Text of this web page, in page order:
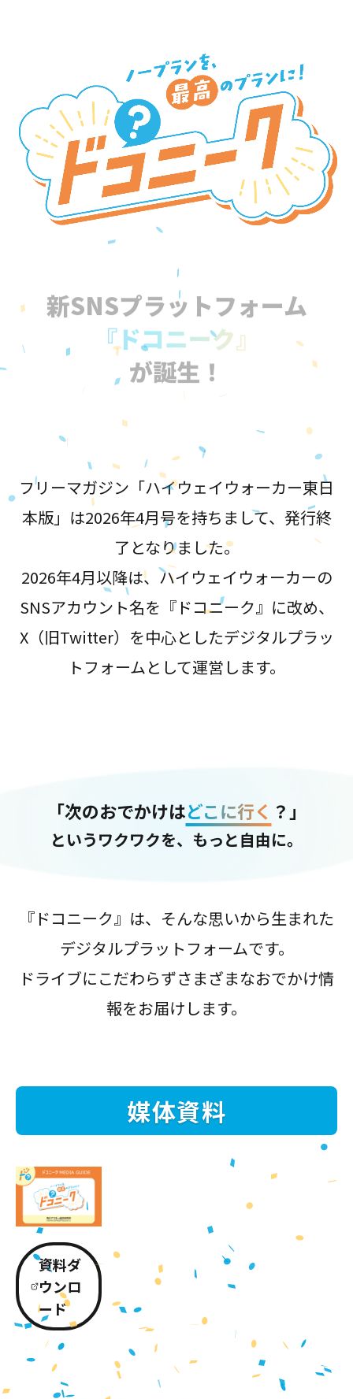
新SNSプラットフォーム
『ドコニーク』
が誕生！
フリーマガジン「ハイウェイウォーカー東日
本版」は2026年4月号を持ちまして、発行終
了となりました。
2026年4月以降は、ハイウェイウォーカーの
SNSアカウント名を『ドコニーク』に改め、
X（旧Twitter）を中心としたデジタルプラッ
トフォームとして運営します。
「次のおでかけはどこに行く ？」
というワクワクを、もっと自由に。
『ドコニーク』は、そんな思いから生まれた
デジタルプラットフォームです。
ドライブにこだわらずさまざまなおでかけ情
報をお届けします。
媒体資料
資料ダ
ウンロ
ード